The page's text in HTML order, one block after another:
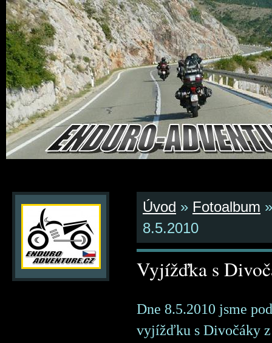
Úvod » Fotoalbum
8.5.2010
Vyjížďka s
Dne 8.5.2010 jsme
vyjížďku s Divočáky z